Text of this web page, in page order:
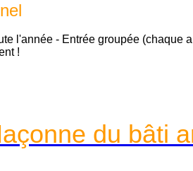
l'année - Entrée groupée (chaque
!
du bâti